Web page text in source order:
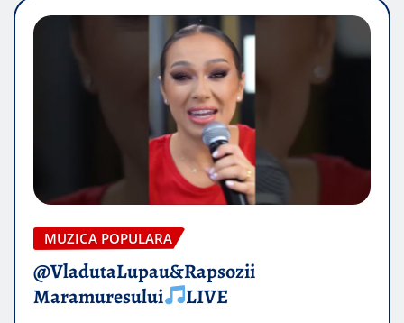
MUZICA POPULARA
@VladutaLupau&Rapsozii
Maramuresului
LIVE